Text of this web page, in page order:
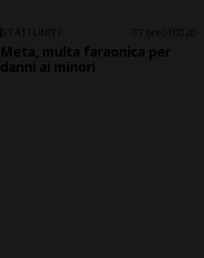
STATI UNITI 7 ore 10 20
Meta, multa faraonica per
danni ai minori